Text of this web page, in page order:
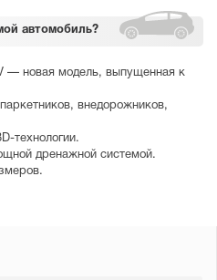
автомобиль?
— новая модель, выпущенная к
внедорожников,
технологии.
дренажной системой.